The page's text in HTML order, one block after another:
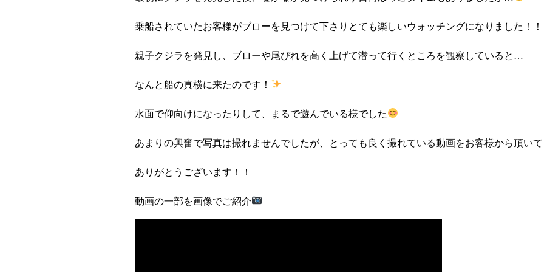
乗船されていたお客様がブローを見つけて下さりとても楽しいウォッチングになりました！！
親子クジラを発見し、ブローや尾びれを高く上げて潜って行くところを観察していると…
なんと船の真横に来たのです！
水面で仰向けになったりして、まるで遊んでいる様でした
あまりの興奮で写真は撮れませんでしたが、とっても良く撮れている動画をお客様から頂い
ありがとうございます！！
動画の一部を画像でご紹介